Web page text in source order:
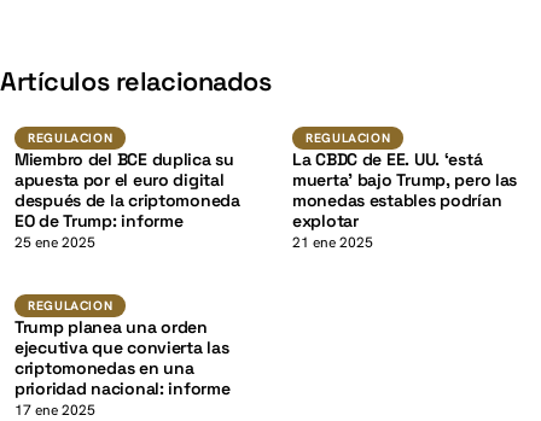
Artículos relacionados
Regulacion K
REGULACION
Miembro del BCE duplica su
apuesta por el euro digital
después de la criptomoneda
EO de Trump: informe
25 ene 2025
Regulacion
REGULACION
La CBDC de EE. UU. ‘está
muerta’ bajo Trump, pero las
monedas estables podrían
explotar
21 ene 2025
Regulacion K
REGULACION
Trump planea una orden
ejecutiva que convierta las
criptomonedas en una
prioridad nacional: informe
17 ene 2025